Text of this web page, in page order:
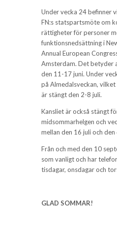
Under vecka 24 befinner
FN:s statspartsmöte om
rättigheter för personer
funktionsnedsättning i
Annual European
Amsterdam. Det betyder
den 11-17 juni. Under
på Almedalsveckan,
är stängt den 2-8 juli.
Kansliet är också stängt
midsommarhelgen och
mellan den 16 juli och den
Från och med den 10
som vanligt och har
tisdagar, onsdagar och
GLAD SOMMAR!